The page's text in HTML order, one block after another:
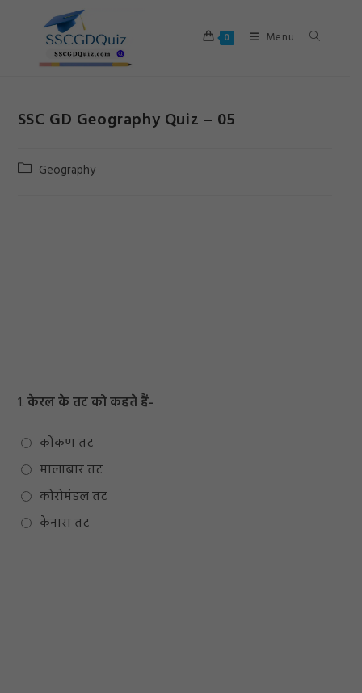
0 Menu
SSC GD Geography Quiz – 05
Post Geography
1.केरल के तट को कहते हैं-
कोंकण तट
मालाबार तट
कोरोमंडल तट
केनारा तट